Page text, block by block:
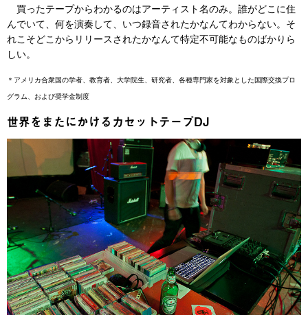
買ったテープからわかるのはアーティスト名のみ。誰がどこに住
んでいて、何を演奏して、いつ録音されたかなんてわからない。そ
れこそどこからリリースされたかなんて特定不可能なものばかりら
しい。
＊アメリカ合衆国の学者、教育者、大学院生、研究者、各種専門家を対象とした国際交換プロ
グラム、および奨学金制度
世界をまたにかけるカセットテープDJ